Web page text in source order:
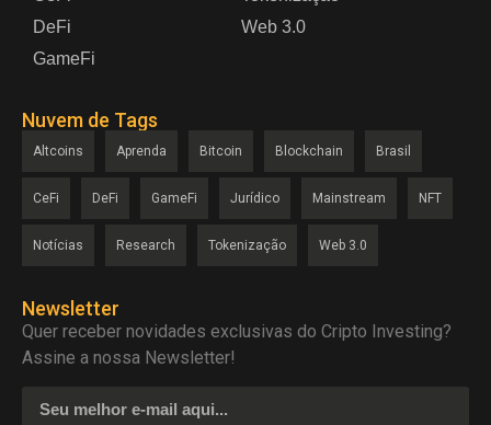
DeFi
GameFi
Web 3.0
Nuvem de Tags
Altcoins Aprenda Bitcoin Blockchain Brasil
CeFi DeFi GameFi Jurídico Mainstream NFT
Notícias Research Tokenização Web 3.0
Newsletter
Quer receber novidades exclusivas do Cripto Investing?
Assine a nossa Newsletter!